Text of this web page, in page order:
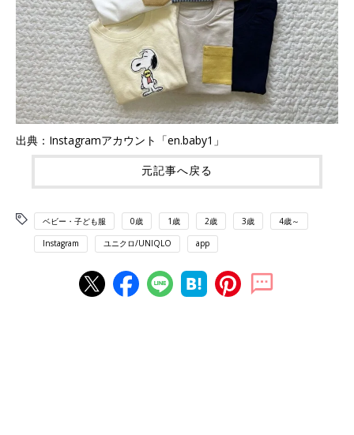
出典：Instagramアカウント「en.baby1」
元記事へ戻る
ベビー・子ども服 0歳 1歳 2歳 3歳 4歳～
Instagram ユニクロ/UNIQLO app